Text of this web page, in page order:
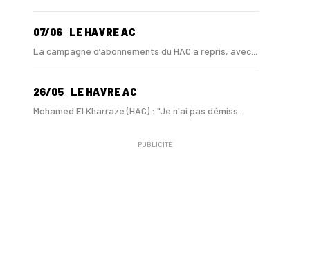
07/06 LE HAVRE AC
La campagne d’abonnements du HAC a repris, avec...
26/05 LE HAVRE AC
Mohamed El Kharraze (HAC) : "Je n'ai pas démiss...
PUBLICITÉ